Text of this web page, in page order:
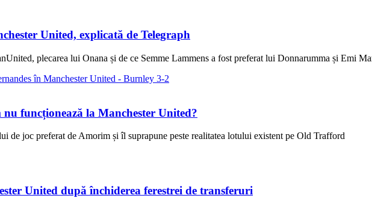
United, explicată de Telegraph
plecarea lui Onana și de ce Semme Lammens a fost preferat lui Donnarumma și Emi
funcționează la Manchester United?
de joc preferat de Amorim și îl suprapune peste realitatea lotului existent pe Old Trafford
United după închiderea ferestrei de transferuri